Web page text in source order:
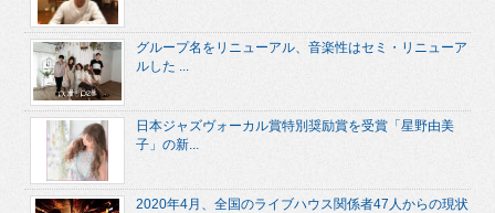
グループ名をリニューアル、音楽性はセミ・リニューア
ルした ...
日本ジャズヴォーカル賞特別奨励賞を受賞「星野由美
子」の新...
2020年4月、全国のライブハウス関係者47人からの現状